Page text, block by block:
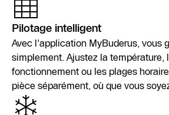
Pilotage intelligent
Avec l'application MyBuderus, vous
simplement. Ajustez la température,
fonctionnement ou les plages
pièce séparément, où que vous